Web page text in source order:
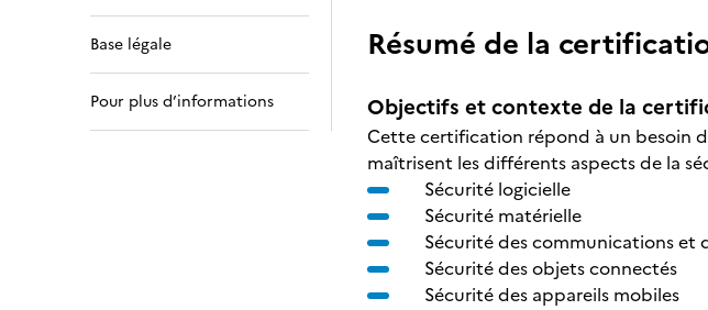
Base légale
Pour plus d’informations
Résumé de la
Objectifs et contexte de la
Cette certification répond à un besoin
maîtrisent les différents aspects de la
Sécurité logicielle
Sécurité matérielle
Sécurité des communications et
Sécurité des objets connectés
Sécurité des appareils mobiles